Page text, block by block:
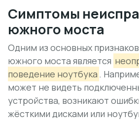
Симптомы
южного моста
Одним из основных
южного моста является
поведение ноутбука .
может не видеть
устройства, возникают
жёсткими дисками или